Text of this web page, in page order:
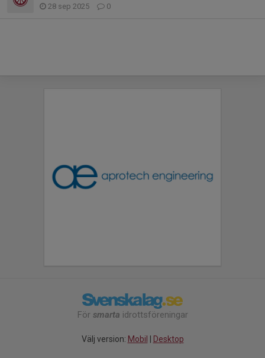
28 sep 2025 0
För smarta idrottsföreningar
Välj version: Mobil | Desktop